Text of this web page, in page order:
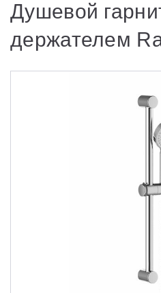
Сиденья OVO для
Полотенцесушители
Душевой
держателем